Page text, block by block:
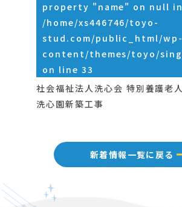
property "name" on null in
/home/xs446746/toyo-
stud.com/public_html/wp-
content/themes/toyo/
on line 33
社会福祉法人洗心会 特別養護老
洗心園新築工事
新着情報一覧に戻る